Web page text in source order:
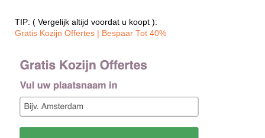
TIP: ( Vergelijk altijd voordat u koopt ):
Gratis Kozijn Offertes | Bespaar Tot 40%‎